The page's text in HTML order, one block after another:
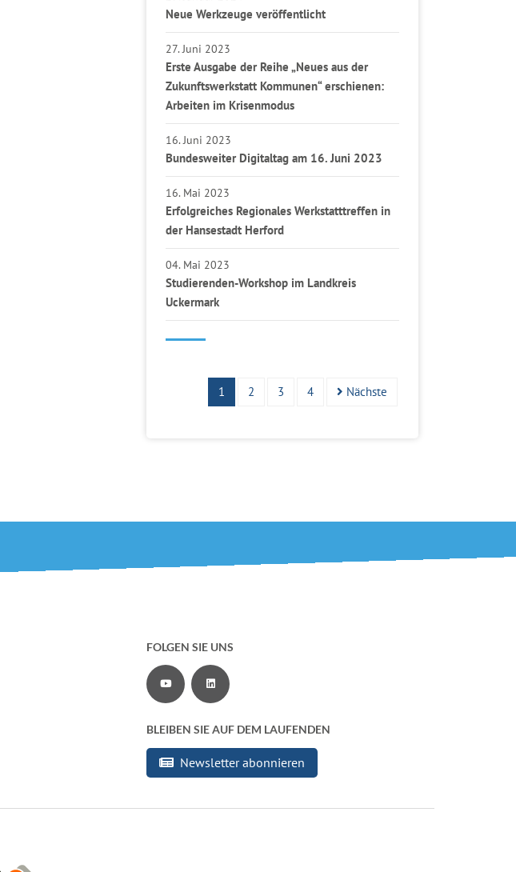
Neue Werkzeuge veröffentlicht
27. Juni 2023
Erste Ausgabe der Reihe „Neues aus der
Zukunftswerkstatt Kommunen“ erschienen:
Arbeiten im Krisenmodus
16. Juni 2023
Bundesweiter Digitaltag am 16. Juni 2023
16. Mai 2023
Erfolgreiches Regionales Werkstatttreffen in
der Hansestadt Herford
04. Mai 2023
Studierenden-Workshop im Landkreis
Uckermark
1 2 3 4 Nächste
FOLGEN SIE UNS
Zu unserem YouTube-Channel
Zu unserer LinkedIn-Seite
BLEIBEN SIE AUF DEM LAUFENDEN
Newsletter abonnieren